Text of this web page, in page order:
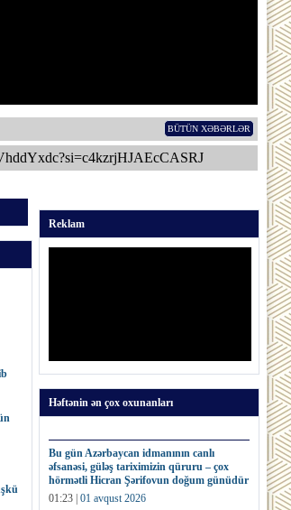
BÜTÜN XƏBƏRLƏR
Reklam
Həftənin ən çox oxunanları
Bu gün Azərbaycan idmanının canlı
əfsanəsi, güləş tariximizin qüruru – çox
hörmətli Hicran Şərifovun doğum günüdür
01:23 | 01 avqust 2026